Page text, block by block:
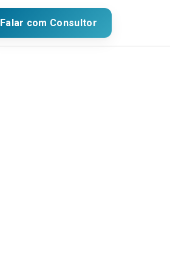
Falar com Consultor